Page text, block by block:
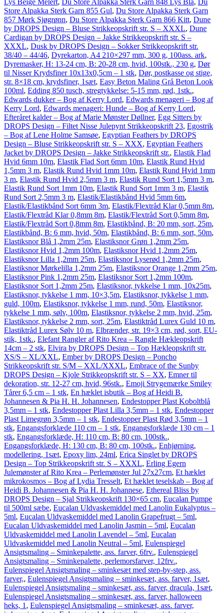
Lys Beige Melert, Du Store Alpakka Sterk Garn 848 Lys Blå, Du
Store Alpakka Sterk Garn 855 Gul, Du Store Alpakka Sterk Garn
857 Mørk Sjøgrønn, Du Store Alpakka Sterk Garn 866 Kitt, Dune
by DROPS Design – Bluse Strikkeopskrift str. S – XXXL, Dune
Cardigan by DROPS Design – Jakke Strikkeopskrift str. S –
XXXL, Dusk by DROPS Design – Sokker Strikkeopskrift str.
38/40 – 44/46, Dyrekarton, A4 210×297 mm, 300 g, 100ass. ark,
Dyremasker, H: 13-24 cm, B: 20-28 cm, hvid, 100stk., 230 g, Dør
til Nisser Krydsfiner 10x13x0,5cm – 1 stk, Dør, postkasse og stige,
str. 8×18 cm, krydsfiner, 1sæt, Easy Beton Maling Grå Beton Look
100ml, Edding 850 tusch, stregtykkelse: 5-15 mm, rød, 1stk.,
Edwards dukker – Bog af Kerry Lord, Edwards menageri – Bog af
Kerry Lord, Edwards menageri: Hunde – Bog af Kerry Lord,
Efteråret kalder – Bog af Marie Mønster Døllner, Egg Sitters by
DROPS Design – Filtet Nisse Julepynt Strikkeopskrift 23, Egostrik
– Bog af Lene Holme Samsøe, Egyptian Feathers by DROPS
Design – Bluse Strikkeopskrift str. S – XXX, Egyptian Feathers
Jacket by DROPS Design – Jakke Strikkeopskrift str., Elastik Flad
Hvid 6mm 10m, Elastik Flad Sort 6mm 10m, Elastik Rund Hvid
1,5mm 3 m, Elastik Rund Hvid 1mm 10m, Elastik Rund Hvid 1mm
3 m, Elastik Rund Hvid 2,5mm 3 m, Elastik Rund Sort 1,5mm 3 m,
Elastik Rund Sort 1mm 10m, Elastik Rund Sort 1mm 3 m, Elastik
Rund Sort 2,5mm 3 m, Elastik/Elastikbånd Hvid 5mm 6m,
Elastik/Elastikbånd Sort 6mm 3m, Elastik/Flextråd Klar 0,5mm 8m,
Elastik/Flextråd Klar 0,8mm 8m, Elastik/Flextråd Sort 0,5mm 8m,
Elastik/Flextråd Sort 0,8mm 8m, Elastikbånd, B: 20 mm, sort, 25m,
Elastikbånd, B: 6 mm, hvid, 50m, Elastikbånd, B: 6 mm, sort, 50m,
Elastiksnor Blå 1,2mm 25m, Elastiksnor Grøn 1,2mm 25m,
Elastiksnor Hvid 1,2mm 100m, Elastiksnor Hvid 1,2mm 25m,
Elastiksnor Lilla 1,2mm 25m, Elastiksnor Lyserød 1,2mm 25m,
Elastiksnor Mørkelilla 1,2mm 25m, Elastiksnor Orange 1,2mm 25m,
Elastiksnor Pink 1,2mm 25m, Elastiksnor Sort 1,2mm 100m,
Elastiksnor Sort 1,2mm 25m, Elastiksnor, tykkelse 1 mm, 10x25m,
Elastiksnor, tykkelse 1 mm, 10×3,5m, Elastiksnor, tykkelse 1 mm,
guld, 100m, Elastiksnor, tykkelse 1 mm, rund, 50m, Elastiksnor,
tykkelse 1 mm, sølv, 100m, Elastiksnor, tykkelse 2 mm, hvid, 25m,
Elastiksnor, tykkelse 2 mm, sort, 25m, Elastiktråd Lurex Guld 10 m,
Elastiktråd Lurex Sølv 10 m, Elbrænder, str. 19×3 cm, rød, sort, EU-
stik, 1stk., Elefant Rangler af Rito Krea – Rangle Hækleopskrift
14cm – 2 stk, Elvira by DROPS Design – Top Hækleopskrift str.
XS/S – XL/XXL, Ember by DROPS Design – Poncho
Strikkeopskrift str. S/M – XXL/XXXL, Embrace of the Sunby
DROPS Design – Kjole Strikkeopskrift str. S – XX, Emner til
dekoration, str. 12-27 cm, hvid, 96stk., Emoji Strygemærke Smiley
Tårer 6,5 cm – 1 stk, En hæklet isbutik – Bog af Heidi B.
Johannesen & Pia H. H. Johannesen, Endestopper Plast Koboltblå
3,5mm – 1 stk, Endestopper Plast Lilla 3,5mm – 1 stk, Endestopper
Plast Limegrøn 3,5mm – 1 stk, Endestopper Plast Rød 3,5mm – 1
stk, Engangsforklæde 110 cm – 1 stk, Engangsforklæde 130 cm – 1
stk, Engangsforklæde, H: 110 cm, B: 80 cm, 100stk.,
Engangsforklæde, H: 130 cm, B: 80 cm, 100stk., Enhjørning,
modellering, 1sæt, Epoxy lim, 24ml, Erica Singlet by DROPS
Design – Top Strikkeopskrift str. S – XXXL, Erling Egern
Julemønster af Rito Krea – Perlemønster Jul 27x27cm, Et hæklet
mikrokosmos – Bog af Lydia Tresselt, Et hæklet teselskab – Bog af
Heidi B. Johannesen & Pia H. H. Johannese, Ethereal Bliss by
DROPS Design – Sjal Strikkeopskrift 130×65 cm, Eucalan Pumpe
til 500ml sæbe, Eucalan Uldvaskemiddel med Lanolin Eukalyptus –
5ml, Eucalan Uldvaskemiddel med Lanolin Grapefrugt – 5ml,
Eucalan Uldvaskemiddel med Lanolin Jasmin – 5ml, Eucalan
Uldvaskemiddel med Lanolin Lavendel – 5ml, Eucalan
Uldvaskemiddel med Lanolin Neutral – 5ml, Eulenspiegel
Ansigtsmaling – Sminkepalette, ass. farver, 6frv., Eulenspiegel
Ansigtsmaling – Sminkepalette, perlemorsfarver, 12frv.,
Eulenspiegel Ansigtsmaling – sminkesæt med step-by-step, ass.
farver,, Eulenspiegel Ansigtsmaling – sminkesæt, ass. farver, 1sæt,
Eulenspiegel Ansigtsmaling – sminkesæt, ass. farver, dracula, 1sæt,
Eulenspiegel Ansigtsmaling – sminkesæt, ass. farver, halloween
heks, 1 , Eulenspiegel Ansigtsmaling – sminkesæt, ass. farver,